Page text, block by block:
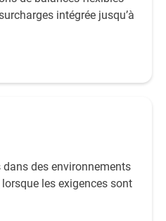
intégrée jusqu’à
des environnements
les exigences sont